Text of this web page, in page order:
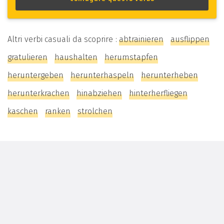
Altri verbi casuali da scoprire : abtrainieren
ausflippen
gratulieren
haushalten
herumstapfen
heruntergeben
herunterhaspeln
herunterheben
herunterkrachen
hinabziehen
hinterherfliegen
kaschen
ranken strolchen